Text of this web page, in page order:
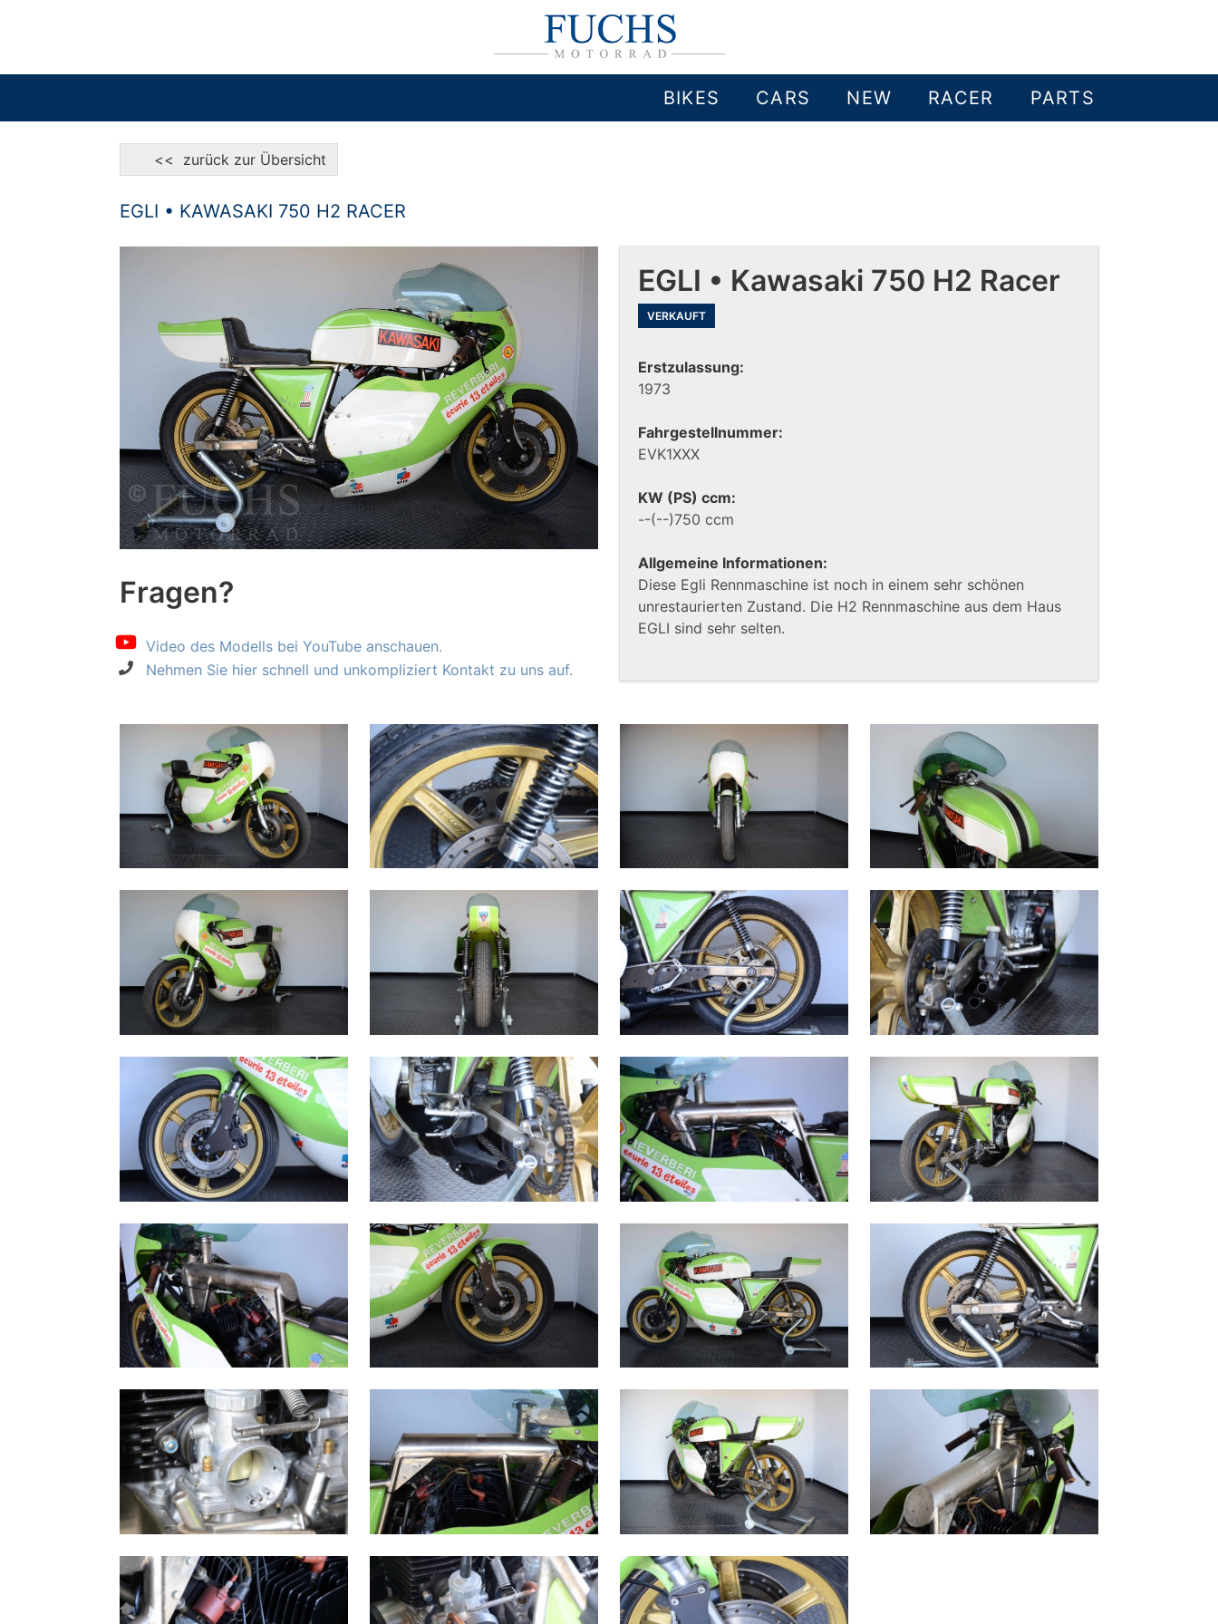
BIKES CARS NEW RACER PARTS
<< zurück zur Übersicht
EGLI • KAWASAKI 750 H2 RACER
Fragen?
Video des Modells bei YouTube anschauen.
Nehmen Sie hier schnell und unkompliziert Kontakt zu uns auf.
EGLI • Kawasaki 750 H2 Racer
VERKAUFT
Erstzulassung:
1973
Fahrgestellnummer:
EVK1XXX
KW (PS) ccm:
--(--)750 ccm
Allgemeine Informationen:
Diese Egli Rennmaschine ist noch in einem sehr schönen
unrestaurierten Zustand. Die H2 Rennmaschine aus dem Haus
EGLI sind sehr selten.